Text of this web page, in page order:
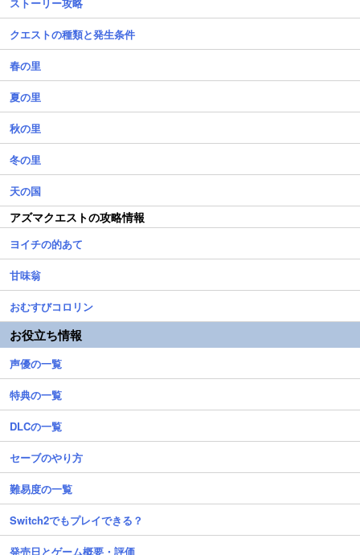
ストーリー攻略
クエストの種類と発生条件
春の里
夏の里
秋の里
冬の里
天の国
アズマクエストの攻略情報
ヨイチの的あて
甘味翁
おむすびコロリン
お役立ち情報
声優の一覧
特典の一覧
DLCの一覧
セーブのやり方
難易度の一覧
Switch2でもプレイできる？
発売日とゲーム概要・評価